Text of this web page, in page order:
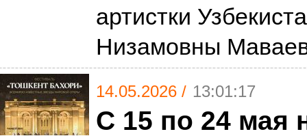
артистки
Низамовны
14.05.2026 / 13:01:17
С 15 по 24 мая